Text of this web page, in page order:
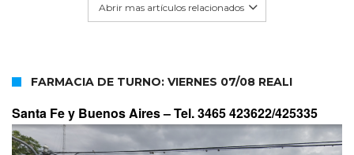
Abrir mas artículos relacionados
FARMACIA DE TURNO: VIERNES 07/08 REALI
Santa Fe y Buenos Aires –Tel. 3465 423622/425335